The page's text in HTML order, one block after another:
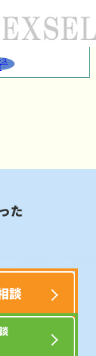
ス
た
談